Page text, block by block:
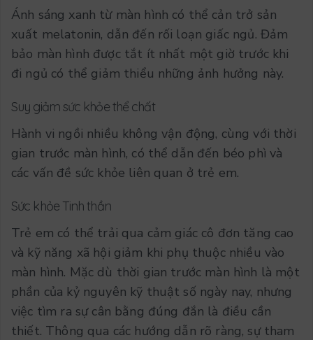
Ánh sáng xanh từ màn hình có thể cản trở sản
xuất melatonin, dẫn đến rối loạn giấc ngủ. Đảm
bảo màn hình được tắt ít nhất một giờ trước khi
đi ngủ có thể giảm thiểu những ảnh hưởng này.
Suy giảm sức khỏe thể chất
Hành vi ngồi nhiều không vận động, cùng với thời
gian trước màn hình, có thể dẫn đến béo phì và
các vấn đề sức khỏe liên quan ở trẻ em.
Sức khỏe Tinh thần
Trẻ em có thể trải qua cảm giác cô đơn tăng cao
và kỹ năng xã hội giảm khi phụ thuộc nhiều vào
màn hình. Mặc dù thời gian trước màn hình là một
phần của kỷ nguyên kỹ thuật số ngày nay, nhưng
việc tìm ra sự cân bằng đúng đắn là điều cần
thiết. Thông qua các hướng dẫn rõ ràng, sự tham